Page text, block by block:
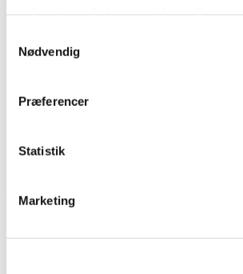
Nødvendig
Præferencer
Statistik
Marketing
Professionel montage